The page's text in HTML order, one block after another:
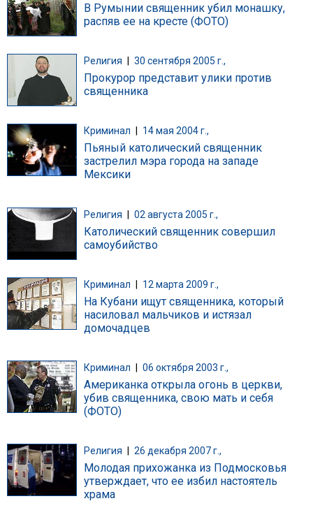
В Румынии священник убил монашку,
распяв ее на кресте (ФОТО)
Религия 30 сентября 2005 г.,
Прокурор представит улики против
священника
Криминал 14 мая 2004 г.,
Пьяный католический священник
застрелил мэра города на западе
Мексики
Религия 02 августа 2005 г.,
Католический священник совершил
самоубийство
Криминал 12 марта 2009 г.,
На Кубани ищут священника, который
насиловал мальчиков и истязал
домочадцев
Криминал 06 октября 2003 г.,
Американка открыла огонь в церкви,
убив священника, свою мать и себя
(ФОТО)
Религия 26 декабря 2007 г.,
Молодая прихожанка из Подмосковья
утверждает, что ее избил настоятель
храма